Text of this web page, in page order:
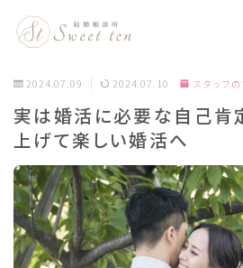
2024.07.09 2024.07.10 スタッフ
実は婚活に必要な自己肯
上げて楽しい婚活へ